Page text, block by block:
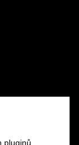
pluginů